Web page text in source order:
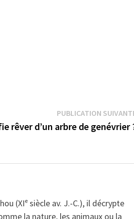
PUBLICATION
rêver d’un arbre de genévrier
(XIᵉ siècle av. J.-C.), il décrypte
la nature, les animaux ou la